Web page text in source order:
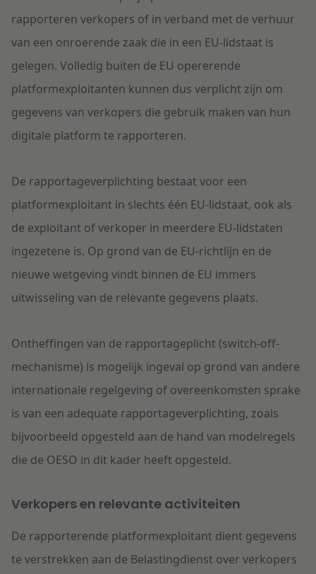
rapporteren verkopers of in verband met de verhuur
van een onroerende zaak die in een EU-lidstaat is
gelegen. Volledig buiten de EU opererende
platformexploitanten kunnen dus verplicht zijn om
gegevens van verkopers die gebruik maken van hun
digitale platform te rapporteren.
De rapportageverplichting bestaat voor een
platformexploitant in slechts één EU-lidstaat, ook als
de exploitant of verkoper in meerdere EU-lidstaten
ingezetene is. Op grond van de EU-richtlijn en de
nieuwe wetgeving vindt binnen de EU immers
uitwisseling van de relevante gegevens plaats.
Ontheffingen van de rapportageplicht (switch-off-
mechanisme) is mogelijk ingeval op grond van andere
internationale regelgeving of overeenkomsten sprake
is van een adequate rapportageverplichting, zoals
bijvoorbeeld opgesteld aan de hand van modelregels
die de OESO in dit kader heeft opgesteld.
Verkopers en relevante activiteiten
De rapporterende platformexploitant dient gegevens
te verstrekken aan de Belastingdienst over verkopers